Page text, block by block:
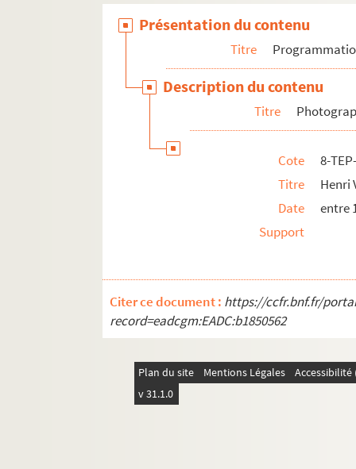
8-TEP-015-663. Portrait de comédien
4-TEP-015-130. Portrait de comédien
4-TEP-015-133. Portrait de comédien
4-TDP-03855. Portrait de comédien
4-TNA-0033. Portrait de comédien non
4-TEP-015-131. Portrait de comédiens
Inventaire des archives Tournées Baret
Présentation du contenu
Titre
Description du contenu
Titre
Cote
8-
Titre
Henri
Date
entre
Support
Citer ce document : https://ccfr.bnf.fr/
record=eadcgm:EADC:b1850562
Plan du site Mentions Légales
v 31.1.0